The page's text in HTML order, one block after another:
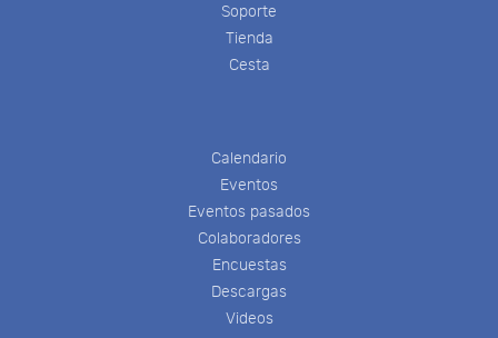
Soporte
Tienda
Cesta
Calendario
Eventos
Eventos pasados
Colaboradores
Encuestas
Descargas
Videos